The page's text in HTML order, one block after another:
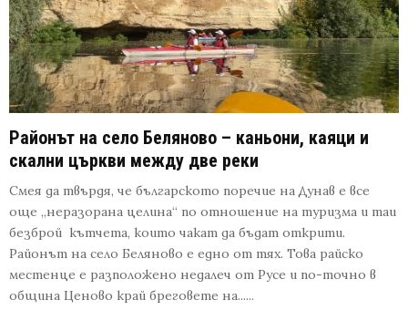
Районът на село Беляново – каньони, каяци и
скални църкви между две реки
Смея да твърдя, че българското поречие на Дунав е все
още „неразорана целина“ по отношение на туризма и таи
безброй кътчета, които чакат да бъдат открити.
Районът на село Беляново е едно от тях. Това райско
местенце е разположено недалеч от Русе и по-точно в
община Ценово край бреговете на......